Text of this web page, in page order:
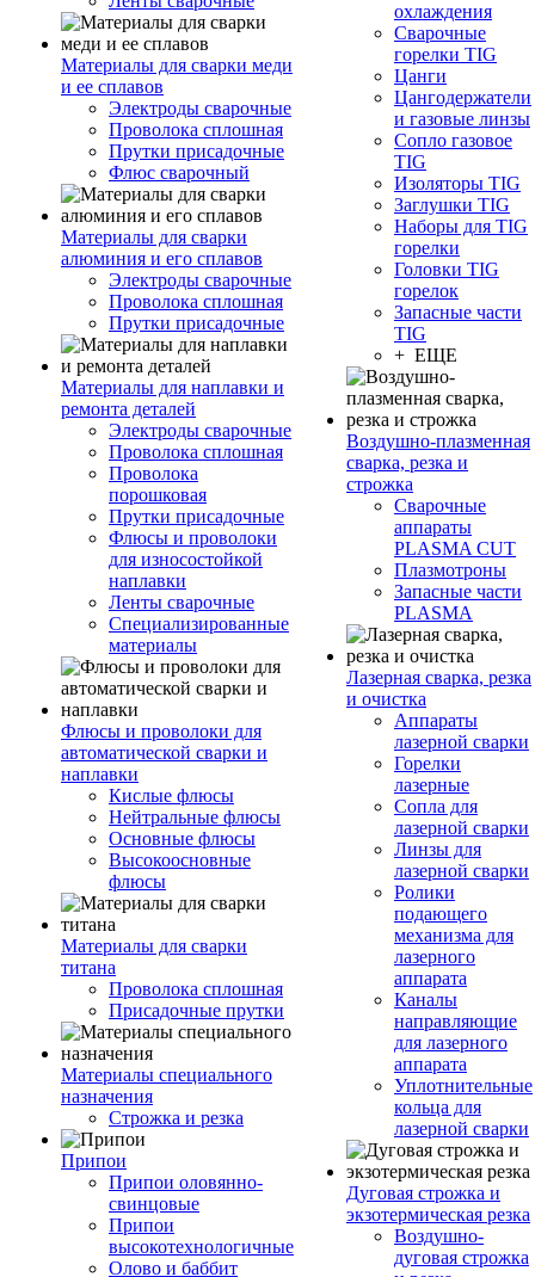
Материалы для сварки меди
и ее сплавов
Электроды сварочные
Проволока сплошная
Прутки присадочные
Флюс сварочный
Материалы для сварки
алюминия и его сплавов
Электроды сварочные
Проволока сплошная
Прутки присадочные
Материалы для наплавки и
ремонта деталей
Электроды сварочные
Проволока сплошная
Проволока
порошковая
Прутки присадочные
Флюсы и проволоки
для износостойкой
наплавки
Ленты сварочные
Специализированные
материалы
Флюсы и проволоки для
автоматической сварки и
наплавки
Кислые флюсы
Нейтральные флюсы
Основные флюсы
Высокоосновные
флюсы
Материалы для сварки
титана
Проволока сплошная
Присадочные прутки
Материалы специального
назначения
Строжка и резка
Припои
Припои оловянно-
свинцовые
Припои
высокотехнологичные
Олово и баббит
охлаждения
Сварочные
горелки TIG
Цанги
Цангодержатели
и газовые линзы
Сопло газовое
TIG
Изоляторы TIG
Заглушки TIG
Наборы для TIG
горелки
Головки TIG
горелок
Запасные части
TIG
+ ЕЩЕ
Воздушно-плазменная
сварка, резка и
строжка
Сварочные
аппараты
PLASMA CUT
Плазмотроны
Запасные части
PLASMA
Лазерная сварка, резка
и очистка
Аппараты
лазерной сварки
Горелки
лазерные
Сопла для
лазерной сварки
Линзы для
лазерной сварки
Ролики
подающего
механизма для
лазерного
аппарата
Каналы
направляющие
для лазерного
аппарата
Уплотнительные
кольца для
лазерной сварки
Дуговая строжка и
экзотермическая резка
Воздушно-
дуговая строжка